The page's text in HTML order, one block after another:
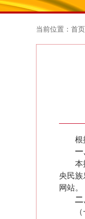
当前位置： 首页
根
一
本
央民族
网站。
二